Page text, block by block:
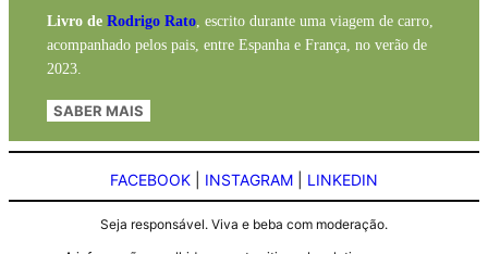
Livro de Rodrigo Rato, escrito durante uma viagem de carro,
acompanhado pelos pais, entre Espanha e França, no verão de
2023.
SABER MAIS
FACEBOOK INSTAGRAM LINKEDIN
Seja responsável. Viva e beba com moderação.